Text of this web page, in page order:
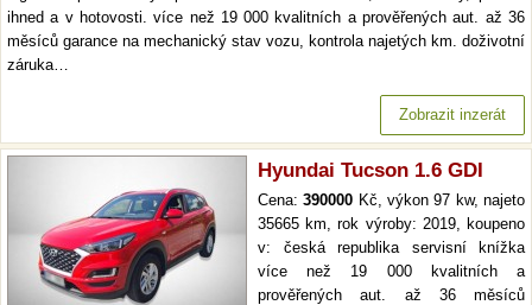
ihned a v hotovosti. více než 19 000 kvalitních a prověřených aut. až 36
měsíců garance na mechanický stav vozu, kontrola najetých km. doživotní
záruka…
Zobrazit inzerát
Hyundai Tucson 1.6 GDI
Cena:390000 Kč, výkon 97 kw, najeto
35665 km, rok výroby: 2019, koupeno
v: česká republika servisní knížka
více než 19 000 kvalitních a
prověřených aut. až 36 měsíců